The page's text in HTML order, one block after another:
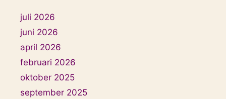
juli 2026
juni 2026
april 2026
februari 2026
oktober 2025
september 2025